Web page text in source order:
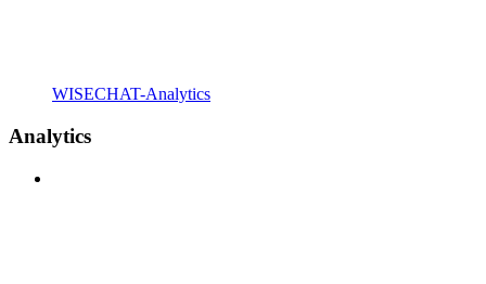
WISECHAT-Analytics
Analytics